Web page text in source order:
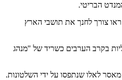
הבריטי.
צורך לחנך את תושבי הארץ
בקרב הערבים כשריד של "מנהג
לאלו שנתפסו על ידי השלטונות.